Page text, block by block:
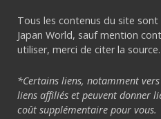
Tous les contenus du site sont
Japan World, sauf mention
utiliser, merci de citer la source.
*Certains liens, notamment vers
liens affiliés et peuvent donner
coût supplémentaire pour vous.